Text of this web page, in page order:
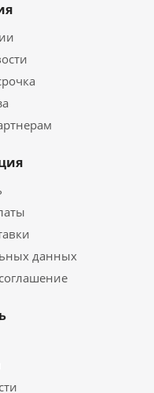
данных